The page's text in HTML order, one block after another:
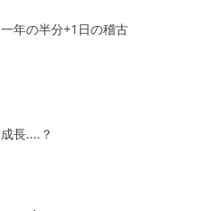
一年の半分+1日の稽古
成長....？